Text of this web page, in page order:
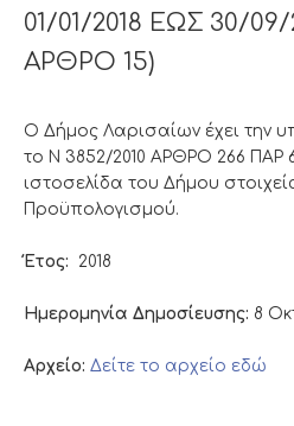
01/01/2018 ΕΩΣ 30/09/
ΑΡΘΡΟ 15)
Ο Δήμος Λαρισαίων έχει την
το Ν 3852/2010 ΑΡΘΡΟ 266 ΠΑΡ
ιστοσελίδα του Δήμου
Προϋπολογισμού.
Έτος: 2018
Ημερομηνία Δημοσίευσης: 8
Αρχείο: Δείτε το αρχείο εδώ